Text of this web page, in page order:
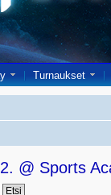
Turnaukset
@ Sports